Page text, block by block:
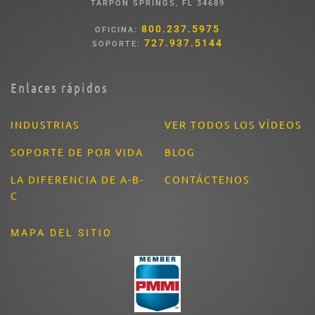
TARPON SPRINGS, FL 34689
OFICINA: 800.237.5975
SOPORTE: 727.937.5144
Enlaces rápidos
INDUSTRIAS
SOPORTE DE POR VIDA
LA DIFERENCIA DE A-B-
C
VER TODOS LOS VÍDEOS
BLOG
CONTÁCTENOS
MAPA DEL SITIO